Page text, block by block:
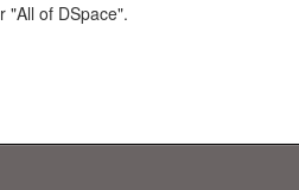
"All of DSpace".